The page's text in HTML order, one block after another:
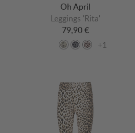
Oh April
Leggings 'Rita'
79,90 €
+1